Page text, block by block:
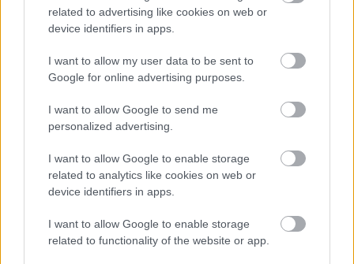
related to advertising like cookies on web or
device identifiers in apps.
I want to allow my user data to be sent to
Google for online advertising purposes.
I want to allow Google to send me
personalized advertising.
I want to allow Google to enable storage
related to analytics like cookies on web or
device identifiers in apps.
I want to allow Google to enable storage
related to functionality of the website or app.
1977-ben Bolíviának lő gólt